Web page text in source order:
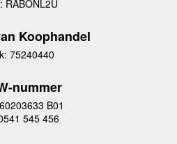
RABONL2U
Koophandel
75240440
nummer
B01
545 456